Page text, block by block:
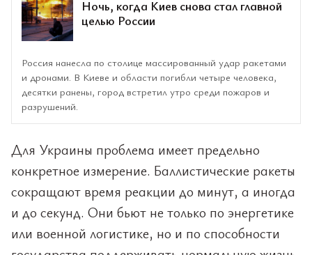
Ночь, когда Киев снова стал главной
целью России
Россия нанесла по столице массированный удар ракетами
и дронами. В Киеве и области погибли четыре человека,
десятки ранены, город встретил утро среди пожаров и
разрушений.
Для Украины проблема имеет предельно
конкретное измерение. Баллистические ракеты
сокращают время реакции до минут, а иногда
и до секунд. Они бьют не только по энергетике
или военной логистике, но и по способности